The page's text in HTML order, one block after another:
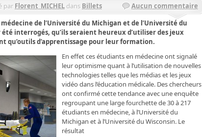
par Florent_MICHEL dans Billets
Aucun commentaire
de l’Université du Michigan et de l’Université du
interrogés, qu’ils seraient heureux d’utiliser des jeux
qu’outils d’apprentissage pour leur formation.
En effet ces étudiants en médecine ont signalé
leur optimisme quant à l’utilisation de nouvelles
technologies telles que les médias et les jeux
vidéo dans l’éducation médicale. Des chercheurs
ont confirmé cette tendance avec une enquête
regroupant une large fourchette de 30 à 217
étudiants en médecine, à l’Université du
Michigan et à l’Université du Wisconsin. Le
résultat